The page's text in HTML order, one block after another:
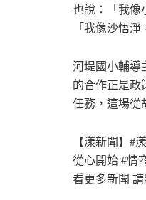
也說：「我像
「我像沙悟
河堤國小輔導
的合作正是政
任務，這場從
【漾新聞】#
從心開始 #情
看更多新聞 請